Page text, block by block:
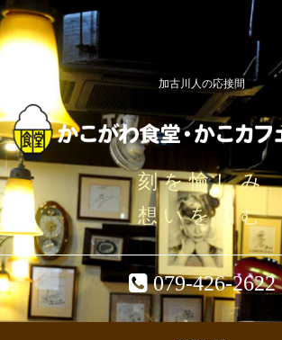
加古川人の応接間
刻を愉しみ
想いを刻む
079-426-2622